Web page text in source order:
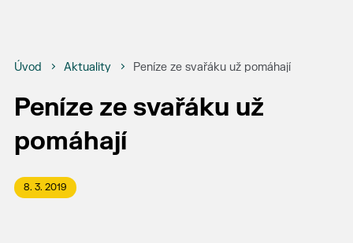
Úvod Aktuality Peníze ze svařáku už pomáhají
Peníze ze svařáku už
pomáhají
8. 3. 2019